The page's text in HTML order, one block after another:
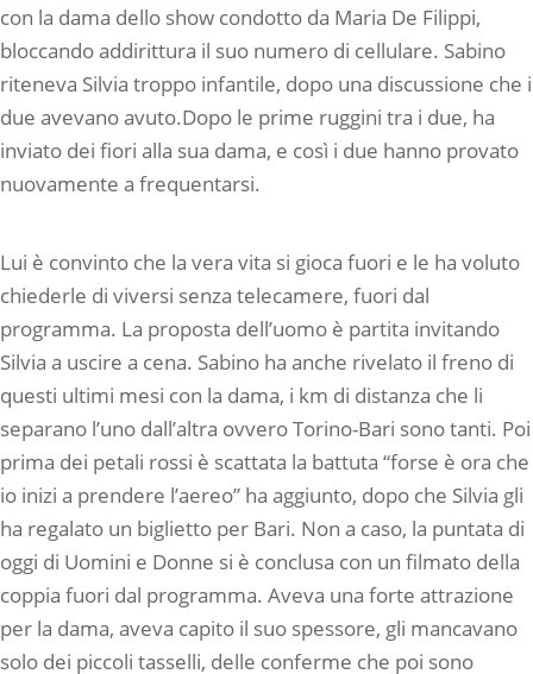
con la dama dello show condotto da Maria De Filippi,
bloccando addirittura il suo numero di cellulare. Sabino
riteneva Silvia troppo infantile, dopo una discussione che i
due avevano avuto.Dopo le prime ruggini tra i due, ha
inviato dei fiori alla sua dama, e così i due hanno provato
nuovamente a frequentarsi.
Lui è convinto che la vera vita si gioca fuori e le ha voluto
chiederle di viversi senza telecamere, fuori dal
programma. La proposta dell’uomo è partita invitando
Silvia a uscire a cena. Sabino ha anche rivelato il freno di
questi ultimi mesi con la dama, i km di distanza che li
separano l’uno dall’altra ovvero Torino-Bari sono tanti. Poi
prima dei petali rossi è scattata la battuta “forse è ora che
io inizi a prendere l’aereo” ha aggiunto, dopo che Silvia gli
ha regalato un biglietto per Bari. Non a caso, la puntata di
oggi di Uomini e Donne si è conclusa con un filmato della
coppia fuori dal programma. Aveva una forte attrazione
per la dama, aveva capito il suo spessore, gli mancavano
solo dei piccoli tasselli, delle conferme che poi sono